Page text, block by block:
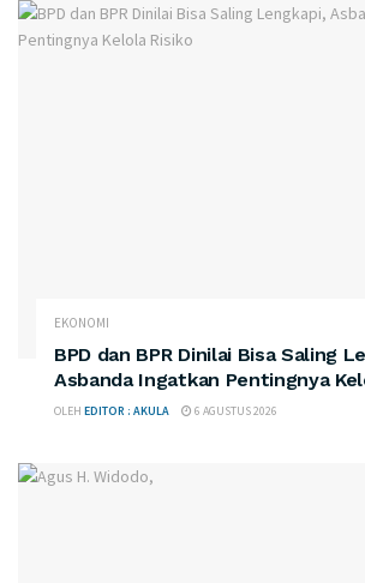
EKONOMI
BPD dan BPR Dinilai Bisa Saling
Asbanda Ingatkan Pentingnya
OLEH EDITOR : AKULA 6 AGUSTUS 2026